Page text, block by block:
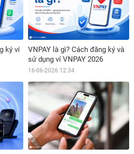
ký ví
VNPAY là gì? Cách đăng ký và
sử dụng ví VNPAY 2026
16-06-2026 12:34